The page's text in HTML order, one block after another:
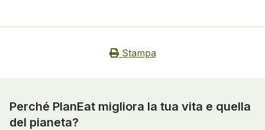
Stampa
Perché PlanEat migliora la tua vita e quella
del pianeta?